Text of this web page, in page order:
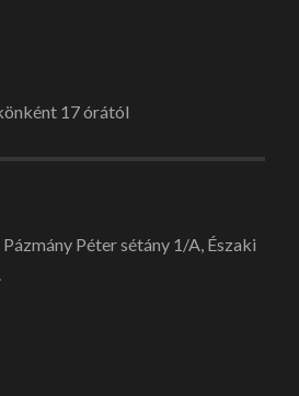
17 órától
Péter sétány 1/A, Északi